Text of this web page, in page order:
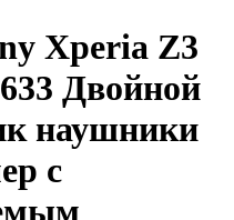
Xperia Z3
Двойной
наушники
с